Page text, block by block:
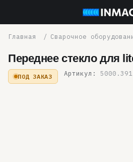
Сварочное
Переднее стекло для
ПОД ЗАКАЗ Артикул: 5000.391